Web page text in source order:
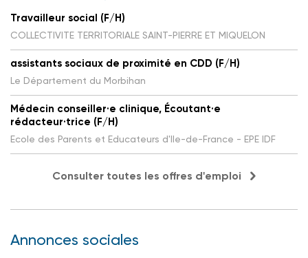
Travailleur social (F/H)
COLLECTIVITE TERRITORIALE SAINT-PIERRE ET MIQUELON
assistants sociaux de proximité en CDD (F/H)
Le Département du Morbihan
Médecin conseiller·e clinique, Écoutant·e
rédacteur·trice (F/H)
Ecole des Parents et Educateurs d'Ile-de-France - EPE IDF
Consulter toutes les offres d'emploi
Annonces sociales